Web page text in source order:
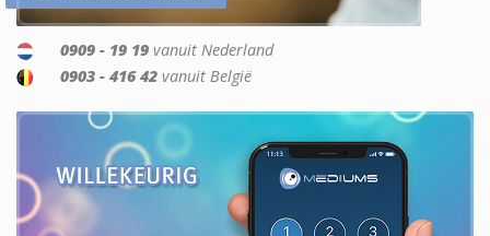
0909 - 19 19 vanuit Nederland
0903 - 416 42 vanuit België